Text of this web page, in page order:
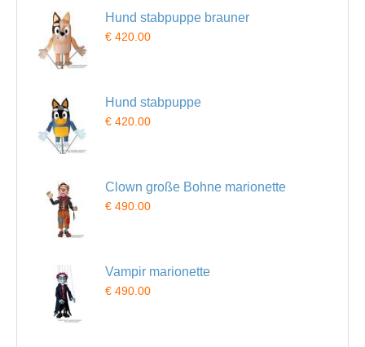
Hund stabpuppe brauner
€ 420.00
Hund stabpuppe
€ 420.00
Clown große Bohne marionette
€ 490.00
Vampir marionette
€ 490.00